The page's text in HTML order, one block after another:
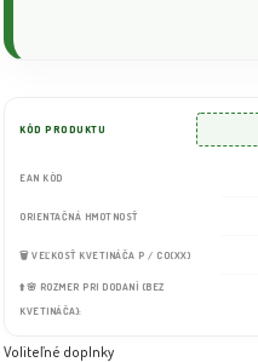
KÓD PRODUKTU
EAN KÓD
ORIENTAČNÁ HMOTNOSŤ
🗑️ VEĽKOSŤ KVETINÁČA P / CO(XX)
⬆️🌸 ROZMER PRI DODANÍ (BEZ
KVETINÁČA):
Voliteľné doplnky